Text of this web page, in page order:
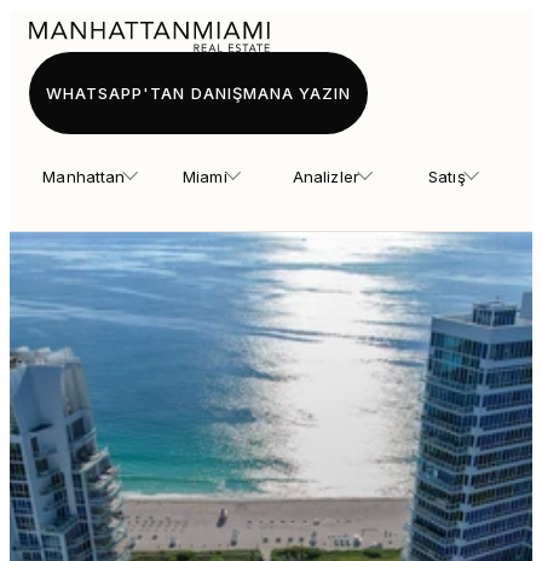
Manhattan Miami Analizler Satış
WHATSAPP'TAN DANIŞMANA YAZIN